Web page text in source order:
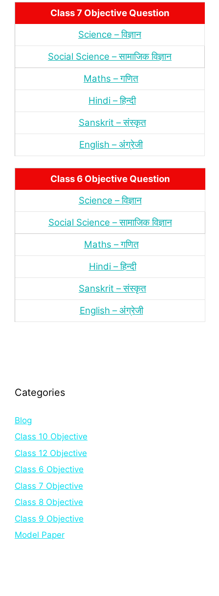
Class 7 Objective Question
Science – विज्ञान
Social Science – सामाजिक विज्ञान
Maths – गणित
Hindi – हिन्‍दी
Sanskrit – संस्‍कृत
English – अंंग्रेजी
Class 6 Objective Question
Science – विज्ञान
Social Science – सामाजिक विज्ञान
Maths – गणित
Hindi – हिन्‍दी
Sanskrit – संस्‍कृत
English – अंंग्रेजी
Categories
Blog
Class 10 Objective
Class 12 Objective
Class 6 Objective
Class 7 Objective
Class 8 Objective
Class 9 Objective
Model Paper